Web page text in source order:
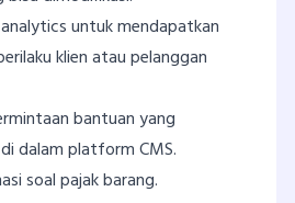
untuk mendapatkan
klien atau pelanggan
bantuan yang
dalam platform CMS.
soal pajak barang.